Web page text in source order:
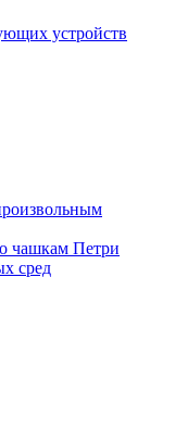
устройств
чашкам Петри
сред